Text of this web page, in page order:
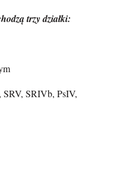
trzy działki:
SRIVb, PsIV,